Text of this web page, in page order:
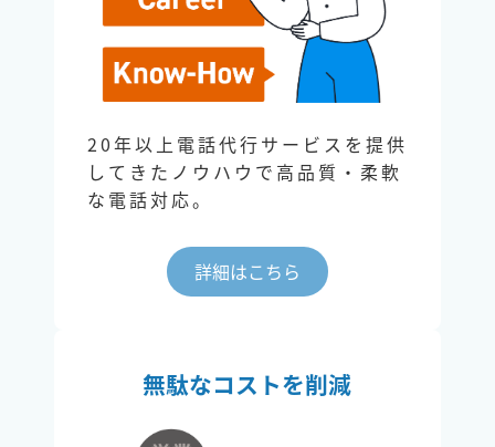
20年以上電話代行サービスを提供
してきたノウハウで高品質・柔軟
な電話対応。
詳細はこちら
無駄なコストを削減